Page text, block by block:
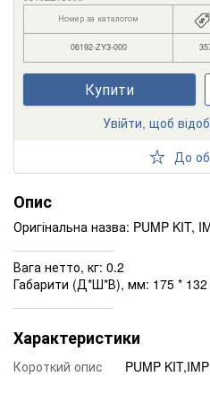
Номер за каталогом
06192-ZY3-000
Купити
Увійти, щоб
До
Опис
Оригінальна назва: PUMP KIT,
Вага нетто, кг: 0.2
Габарити (Д*Ш*В), мм: 175 * 132
Характеристики
Короткий опис PUMP